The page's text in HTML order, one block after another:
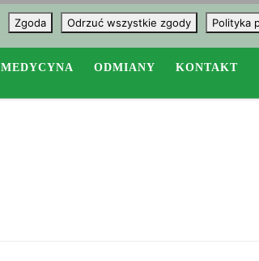
MEDYCYNA ODMIANY KONTAKT
Zgoda Odrzuć wszystkie zgody Polityka